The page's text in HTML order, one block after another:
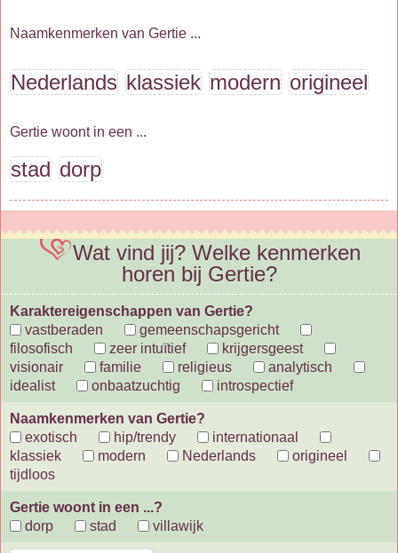
Naamkenmerken van Gertie ...
Nederlands klassiek modern origineel
Gertie woont in een ...
stad dorp
Wat vind jij? Welke kenmerken
horen bij Gertie?
Karaktereigenschappen van Gertie?
vastberaden
gemeenschapsgericht
filosofisch
zeer intuïtief
krijgersgeest
visionair
familie religieus
analytisch
idealist
onbaatzuchtig introspectief
Naamkenmerken van Gertie?
exotisch
hip/trendy
internationaal
klassiek
modern Nederlands
origineel
tijdloos
Gertie woont in een ...?
dorp
stad villawijk